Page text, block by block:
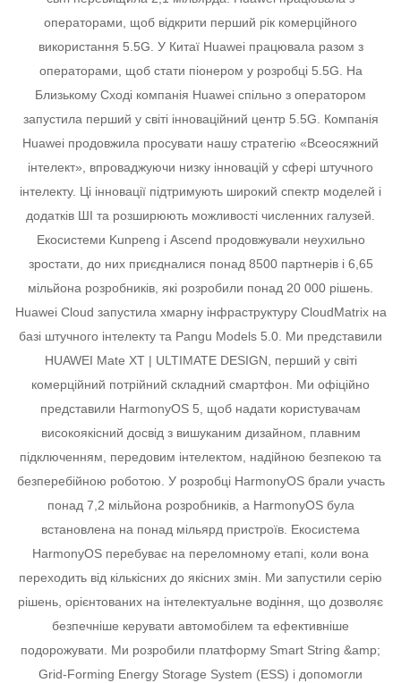
операторами, щоб відкрити перший рік комерційного
використання 5.5G. У Китаї Huawei працювала разом з
операторами, щоб стати піонером у розробці 5.5G. На
Близькому Сході компанія Huawei спільно з оператором
запустила перший у світі інноваційний центр 5.5G. Компанія
Huawei продовжила просувати нашу стратегію «Всеосяжний
інтелект», впроваджуючи низку інновацій у сфері штучного
інтелекту. Ці інновації підтримують широкий спектр моделей і
додатків ШІ та розширюють можливості численних галузей.
Екосистеми Kunpeng і Ascend продовжували неухильно
зростати, до них приєдналися понад 8500 партнерів і 6,65
мільйона розробників, які розробили понад 20 000 рішень.
Huawei Cloud запустила хмарну інфраструктуру CloudMatrix на
базі штучного інтелекту та Pangu Models 5.0. Ми представили
HUAWEI Mate XT | ULTIMATE DESIGN, перший у світі
комерційний потрійний складний смартфон. Ми офіційно
представили HarmonyOS 5, щоб надати користувачам
високоякісний досвід з вишуканим дизайном, плавним
підключенням, передовим інтелектом, надійною безпекою та
безперебійною роботою. У розробці HarmonyOS брали участь
понад 7,2 мільйона розробників, а HarmonyOS була
встановлена на понад мільярд пристроїв. Екосистема
HarmonyOS перебуває на переломному етапі, коли вона
переходить від кількісних до якісних змін. Ми запустили серію
рішень, орієнтованих на інтелектуальне водіння, що дозволяє
безпечніше керувати автомобілем та ефективніше
подорожувати. Ми розробили платформу Smart String &amp;
Grid-Forming Energy Storage System (ESS) і допомогли